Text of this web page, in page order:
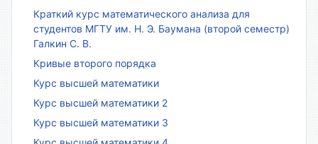
Краткий курс математического анализа для
студентов МГТУ им. Н. Э. Баумана (второй семестр)
Галкин С. В.
Кривые второго порядка
Курс высшей математики
Курс высшей математики 2
Курс высшей математики 3